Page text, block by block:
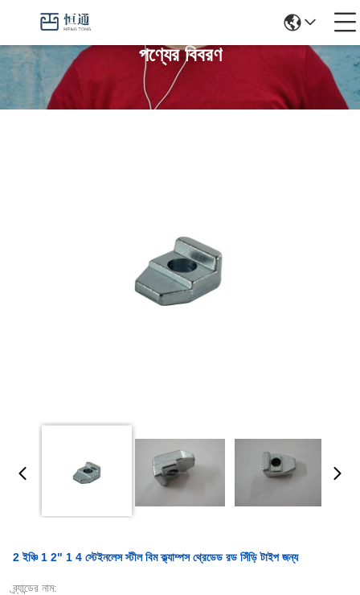
পণ্যের বিবরণ
2 ইঞ্চি 1 2" 1 4 স্টেইনলেস স্টীল বিম ক্ল্যাম্পস থ্রেডেড রড সিঁড়ি টাইপ জন্য
ব্র্যান্ডের নাম: